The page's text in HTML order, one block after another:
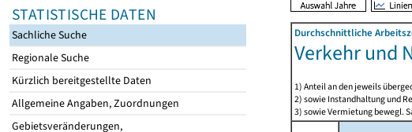
STATISTISCHE DATEN
Sachliche Suche
Regionale Suche
Kürzlich bereitgestellte Daten
Allgemeine Angaben, Zuordnungen
Gebietsveränderungen,
Durchschnittliche
Verkehr und
1) Anteil an den jeweils
2) sowie Instandhaltung und
3) sowie Vermietung bewegl.